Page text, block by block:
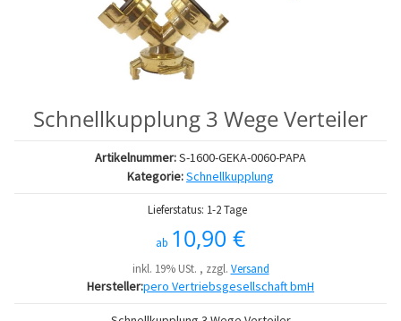
Schnellkupplung 3 Wege Verteiler
Artikelnummer:S-1600-GEKA-0060-PAPA
Kategorie:Schnellkupplung
Lieferstatus: 1-2 Tage
ab 10,90 €
inkl. 19% USt. , zzgl. Versand
Hersteller:pero Vertriebsgesellschaft bmH